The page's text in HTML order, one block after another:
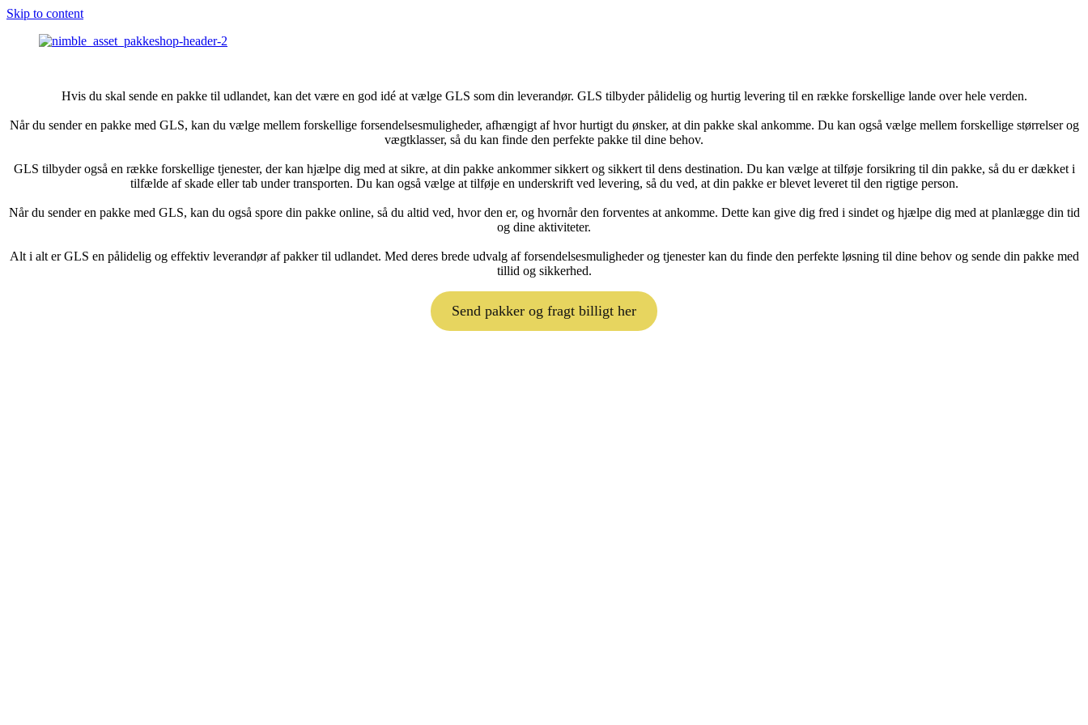
Skip to content
Hvis du skal sende en pakke til udlandet, kan det være en god idé at vælge GLS som din leverandør. GLS tilbyder pålidelig og hurtig levering til en række forskellige lande over hele verden.
Når du sender en pakke med GLS, kan du vælge mellem forskellige forsendelsesmuligheder, afhængigt af hvor hurtigt du ønsker, at din pakke skal ankomme. Du kan også vælge mellem forskellige størrelser og
vægtklasser, så du kan finde den perfekte pakke til dine behov.
GLS tilbyder også en række forskellige tjenester, der kan hjælpe dig med at sikre, at din pakke ankommer sikkert og sikkert til dens destination. Du kan vælge at tilføje forsikring til din pakke, så du er dækket i
tilfælde af skade eller tab under transporten. Du kan også vælge at tilføje en underskrift ved levering, så du ved, at din pakke er blevet leveret til den rigtige person.
Når du sender en pakke med GLS, kan du også spore din pakke online, så du altid ved, hvor den er, og hvornår den forventes at ankomme. Dette kan give dig fred i sindet og hjælpe dig med at planlægge din tid
og dine aktiviteter.
Alt i alt er GLS en pålidelig og effektiv leverandør af pakker til udlandet. Med deres brede udvalg af forsendelsesmuligheder og tjenester kan du finde den perfekte løsning til dine behov og sende din pakke med
tillid og sikkerhed.
Send pakker og fragt billigt her